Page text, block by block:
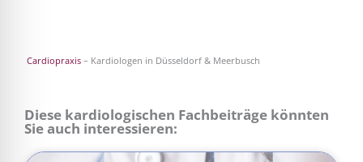
Cardiopraxis – Kardiologen in Düsseldorf & Meerbusch
Diese kardiologischen Fachbeiträge könnten
Sie auch interessieren: